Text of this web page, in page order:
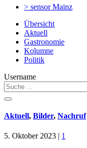
> sensorMainz
Übersicht
Aktuell
Gastronomie
Kolumne
Politik
Username
Aktuell, Bilder, Nachruf
5. Oktober 2023 | 1